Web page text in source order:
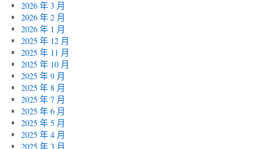
2026 年 3 月
2026 年 2 月
2026 年 1 月
2025 年 12 月
2025 年 11 月
2025 年 10 月
2025 年 9 月
2025 年 8 月
2025 年 7 月
2025 年 6 月
2025 年 5 月
2025 年 4 月
2025 年 3 月